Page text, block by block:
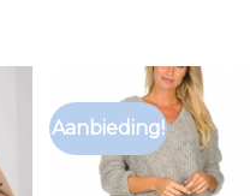
Aanbieding!